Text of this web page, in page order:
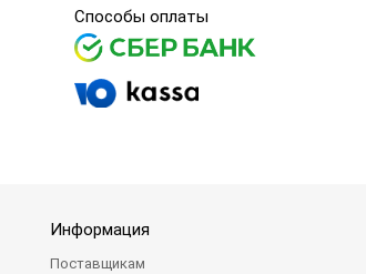
Способы оплаты
Информация
Поставщикам